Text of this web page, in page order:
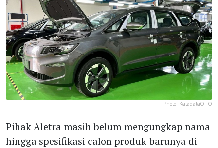
Photo: KatadataOTO
Pihak Aletra masih belum mengungkap nama
hingga spesifikasi calon produk barunya di